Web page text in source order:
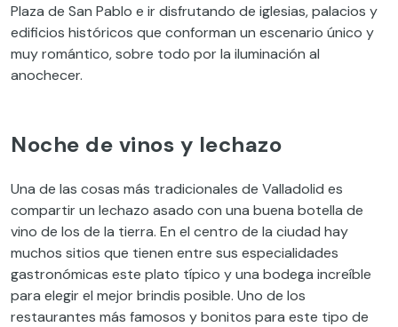
Plaza de San Pablo e ir disfrutando de iglesias, palacios y
edificios históricos que conforman un escenario único y
muy romántico, sobre todo por la iluminación al
anochecer.
Noche de vinos y lechazo
Una de las cosas más tradicionales de Valladolid es
compartir un lechazo asado con una buena botella de
vino de los de la tierra. En el centro de la ciudad hay
muchos sitios que tienen entre sus especialidades
gastronómicas este plato típico y una bodega increíble
para elegir el mejor brindis posible. Uno de los
restaurantes más famosos y bonitos para este tipo de